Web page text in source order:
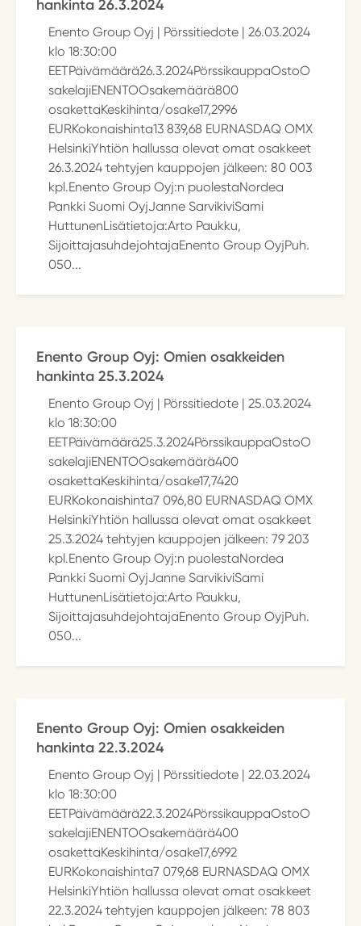
hankinta 26.3.2024
Enento Group Oyj | Pörssitiedote | 26.03.2024
klo 18:30:00
EETPäivämäärä26.3.2024PörssikauppaOstoO
sakelajiENENTOOsakemäärä800
osakettaKeskihinta/osake17,2996
EURKokonaishinta13 839,68 EURNASDAQ OMX
HelsinkiYhtiön hallussa olevat omat osakkeet
26.3.2024 tehtyjen kauppojen jälkeen: 80 003
kpl.Enento Group Oyj:n puolestaNordea
Pankki Suomi OyjJanne SarvikiviSami
HuttunenLisätietoja:Arto Paukku,
SijoittajasuhdejohtajaEnento Group OyjPuh.
050...
Enento Group Oyj: Omien osakkeiden
hankinta 25.3.2024
Enento Group Oyj | Pörssitiedote | 25.03.2024
klo 18:30:00
EETPäivämäärä25.3.2024PörssikauppaOstoO
sakelajiENENTOOsakemäärä400
osakettaKeskihinta/osake17,7420
EURKokonaishinta7 096,80 EURNASDAQ OMX
HelsinkiYhtiön hallussa olevat omat osakkeet
25.3.2024 tehtyjen kauppojen jälkeen: 79 203
kpl.Enento Group Oyj:n puolestaNordea
Pankki Suomi OyjJanne SarvikiviSami
HuttunenLisätietoja:Arto Paukku,
SijoittajasuhdejohtajaEnento Group OyjPuh.
050...
Enento Group Oyj: Omien osakkeiden
hankinta 22.3.2024
Enento Group Oyj | Pörssitiedote | 22.03.2024
klo 18:30:00
EETPäivämäärä22.3.2024PörssikauppaOstoO
sakelajiENENTOOsakemäärä400
osakettaKeskihinta/osake17,6992
EURKokonaishinta7 079,68 EURNASDAQ OMX
HelsinkiYhtiön hallussa olevat omat osakkeet
22.3.2024 tehtyjen kauppojen jälkeen: 78 803